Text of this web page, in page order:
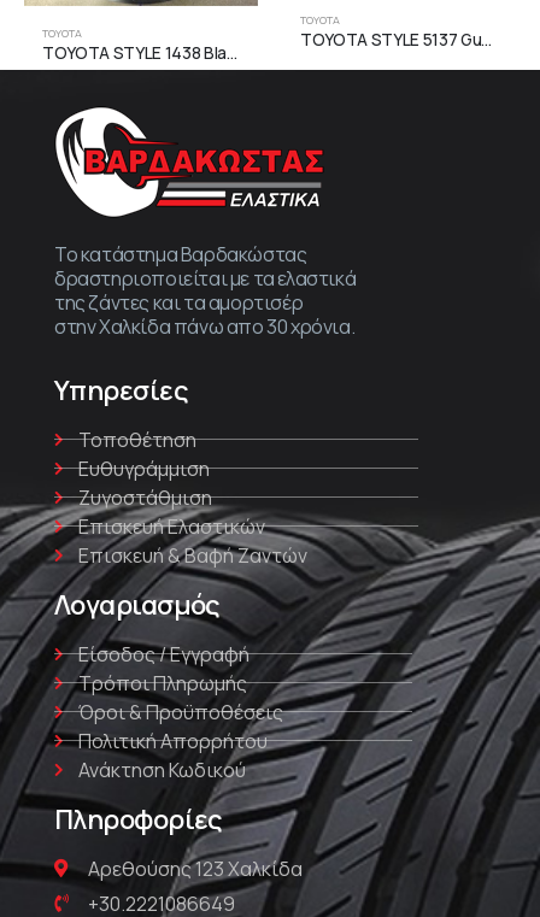
TOYOTA
TOYOTA STYLE 1438 Black Face Machined
TOYOTA
TOYOTA STYLE 5137 Gun Metal Face Machined
Το κατάστημα Βαρδακώστας
δραστηριοποιείται με τα ελαστικά
της ζάντες και τα αμορτισέρ
στην Χαλκίδα πάνω απο 30 χρόνια.
Υπηρεσίες
Τοποθέτηση
Ευθυγράμμιση
Ζυγοστάθμιση
Επισκευή Ελαστικών
Επισκευή & Βαφή Ζαντών
Λογαριασμός
Είσοδος / Εγγραφή
Τρόποι Πληρωμής
Όροι & Προϋποθέσεις
Πολιτική Απορρήτου
Ανάκτηση Κωδικού
Πληροφορίες
Αρεθούσης 123 Χαλκίδα
+30.2221086649